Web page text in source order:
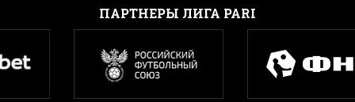
ПАРТНЕРЫ ЛИГА PARI